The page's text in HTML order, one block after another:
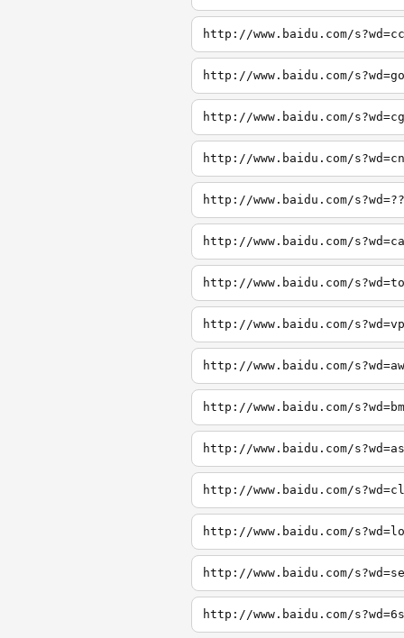
http://www.baidu.com/
http://www.baidu.com/
http://www.baidu.com/
http://www.baidu.com/
http://www.baidu.com/
http://www.baidu.com/
http://www.baidu.com/
http://www.baidu.com/
http://www.baidu.com/
http://www.baidu.com/
http://www.baidu.com/
http://www.baidu.com/
http://www.baidu.com/
http://www.baidu.com/
http://www.baidu.com/